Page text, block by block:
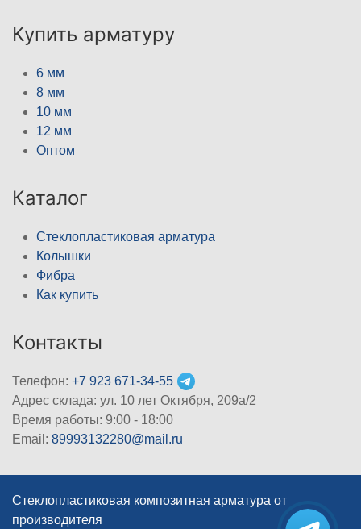
Купить арматуру
6 мм
8 мм
10 мм
12 мм
Оптом
Каталог
Стеклопластиковая арматура
Колышки
Фибра
Как купить
Контакты
Телефон: +7 923 671-34-55
Адрес склада: ул. 10 лет Октября, 209а/2
Время работы: 9:00 - 18:00
Email: 89993132280@mail.ru
Стеклопластиковая композитная арматура от
производителя